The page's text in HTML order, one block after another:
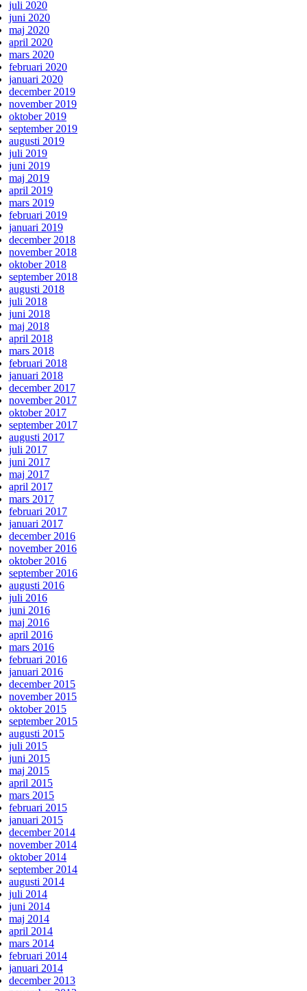
juli 2020
juni 2020
maj 2020
april 2020
mars 2020
februari 2020
januari 2020
december 2019
november 2019
oktober 2019
september 2019
augusti 2019
juli 2019
juni 2019
maj 2019
april 2019
mars 2019
februari 2019
januari 2019
december 2018
november 2018
oktober 2018
september 2018
augusti 2018
juli 2018
juni 2018
maj 2018
april 2018
mars 2018
februari 2018
januari 2018
december 2017
november 2017
oktober 2017
september 2017
augusti 2017
juli 2017
juni 2017
maj 2017
april 2017
mars 2017
februari 2017
januari 2017
december 2016
november 2016
oktober 2016
september 2016
augusti 2016
juli 2016
juni 2016
maj 2016
april 2016
mars 2016
februari 2016
januari 2016
december 2015
november 2015
oktober 2015
september 2015
augusti 2015
juli 2015
juni 2015
maj 2015
april 2015
mars 2015
februari 2015
januari 2015
december 2014
november 2014
oktober 2014
september 2014
augusti 2014
juli 2014
juni 2014
maj 2014
april 2014
mars 2014
februari 2014
januari 2014
december 2013